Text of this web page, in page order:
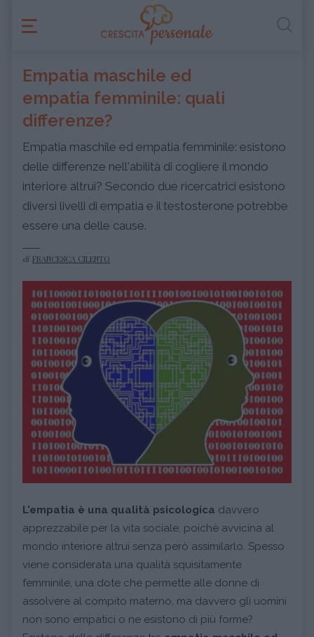
Empatia maschile ed
empatia femminile: quali
differenze?
Empatia maschile ed empatia femminile: esistono
delle differenze nell'abilità di cogliere il mondo
interiore altrui? Secondo due ricercatrici esistono
diversi livelli di empatia e il testosterone potrebbe
essere una delle cause.
di FRANCESCA CILENTO
L'empatia è una qualità psicologica davvero
apprezzabile per la vita sociale, poichè avvicina al
mondo interiore altrui senza però assimilarlo. Spesso
viene considerata una qualità squisitamente
femminile, una dote che permette alle donne di
assolvere al compito materno, ma davvero gli uomini
non sono empatici o ne esistono di più forme?